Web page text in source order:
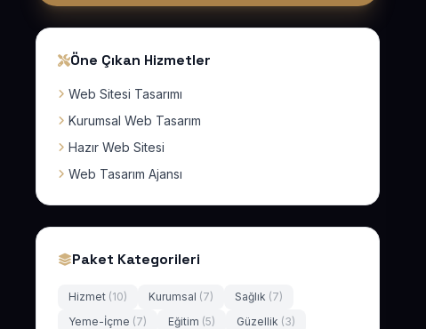
Öne Çıkan Hizmetler
Web Sitesi Tasarımı
Kurumsal Web Tasarım
Hazır Web Sitesi
Web Tasarım Ajansı
Paket Kategorileri
Hizmet (10) Kurumsal (7) Sağlık (7)
Yeme-İçme (7) Eğitim (5) Güzellik (3)